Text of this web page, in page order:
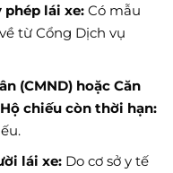
lái xe:Có mẫu
từ Cổng Dịch vụ
(CMND) hoặc Căn
chiếu còn thời hạn:
lái xe:Do cơ sở y tế